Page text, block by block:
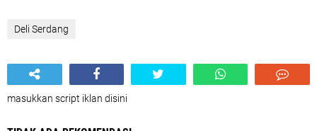
Deli Serdang
masukkan script iklan disini